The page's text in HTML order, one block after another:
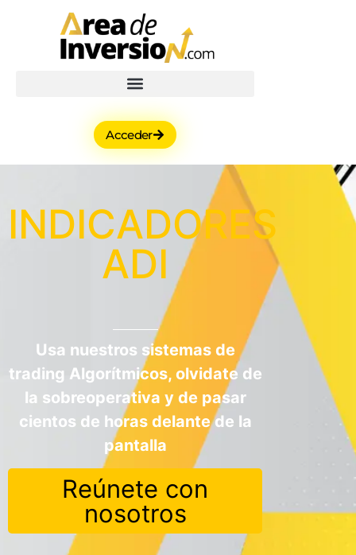
Acceder
INDICADORES
ADI
Usa nuestros sistemas de
trading Algorítmicos, olvidate de
la sobreoperativa y de pasar
cientos de horas delante de la
pantalla
Reúnete con
nosotros